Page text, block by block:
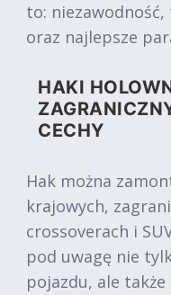
to: niezawodność,
oraz najlepsze
HAKI
CECHY
Hak można
krajowych,
crossoverach i
pod uwagę nie
pojazdu, ale